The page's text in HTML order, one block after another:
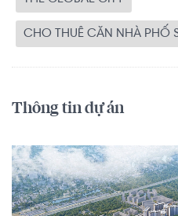
CHO THUÊ CĂN NHÀ PHỐ
Thông tin dự án